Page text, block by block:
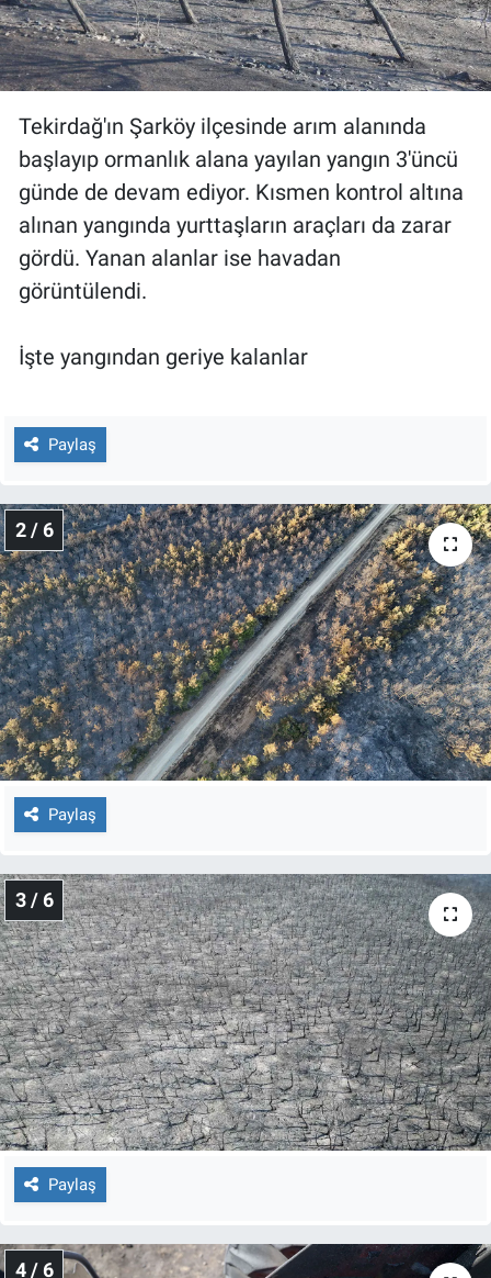
Tekirdağ'ın Şarköy ilçesinde arım alanında
başlayıp ormanlık alana yayılan yangın 3'üncü
günde de devam ediyor. Kısmen kontrol altına
alınan yangında yurttaşların araçları da zarar
gördü. Yanan alanlar ise havadan
görüntülendi.
İşte yangından geriye kalanlar
Paylaş
2 / 6
Paylaş
3 / 6
Paylaş
4 / 6
Kimdir
Koronavirüs
Kültür Sanat
Ne demişti
Nedir
Popüler
Programlar
Spor
Teknoloji
Türkiye'nin Geleceği
Türkiye'nin Gündemi
Yerel Gündem
Yerel Yaşam
Canlı Yayın